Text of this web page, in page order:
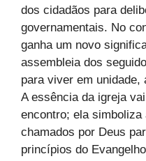
dos cidadãos para
governamentais. No
ganha um novo
assembleia dos
para viver em unidade,
A essência da igreja
encontro; ela simboliza
chamados por Deus
princípios do